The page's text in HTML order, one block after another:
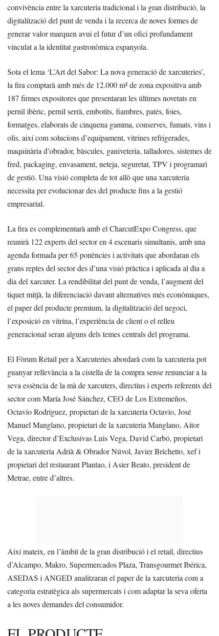
convivència entre la xarcuteria tradicional i la gran distribució, la
digitalització del punt de venda i la recerca de noves formes de
generar valor marquen avui el futur d’un ofici profundament
vinculat a la identitat gastronòmica espanyola.
Sota el lema ‘L’Art del Sabor: La nova generació de xarcuteries’,
la fira comptarà amb més de 12.000 m² de zona expositiva amb
187 firmes expositores que presentaran les últimes novetats en
pernil ibèric, pernil serrà, embotits, fiambres, patés, foies,
formatges, elaborats de cinquena gamma, conserves, fumats, vins i
olis, així com solucions d’equipament, vitrines refrigerades,
maquinària d’obrador, bàscules, ganiveteria, talladores, sistemes de
fred, packaging, envasament, neteja, seguretat, TPV i programari
de gestió. Una visió completa de tot allò que una xarcuteria
necessita per evolucionar des del producte fins a la gestió
empresarial.
La fira es complementarà amb el CharcutExpo Congress, que
reunirà 122 experts del sector en 4 escenaris simultanis, amb una
agenda formada per 65 ponències i activitats que abordaran els
grans reptes del sector des d’una visió pràctica i aplicada al dia a
dia del xarcuter. La rendibilitat del punt de venda, l’augment del
tiquet mitjà, la diferenciació davant alternatives més econòmiques,
el paper del producte premium, la digitalització del negoci,
l’exposició en vitrina, l’experiència de client o el relleu
generacional seran alguns dels temes centrals del programa.
El Fòrum Retail per a Xarcuteries abordarà com la xarcuteria pot
guanyar rellevància a la cistella de la compra sense renunciar a la
seva essència de la mà de xarcuters, directius i experts referents del
sector com María José Sánchez, CEO de Los Extremeños,
Octavio Rodríguez, propietari de la xarcuteria Octavio, José
Manuel Manglano, propietari de la xarcuteria Manglano, Aitor
Vega, director d’Exclusivas Luis Vega, David Carbó, propietari
de la xarcuteria Adrià & Obrador Núvol, Javier Brichetto, xef i
propietari del restaurant Plantao, i Asier Beato, president de
Metrae, entre d’altres.
Així mateix, en l’àmbit de la gran distribució i el retail, directius
d’Alcampo, Makro, Supermercados Plaza, Transgourmet Ibérica,
ASEDAS i ANGED analitzaran el paper de la xarcuteria com a
categoria estratègica als supermercats i com adaptar la seva oferta
a les noves demandes del consumidor.